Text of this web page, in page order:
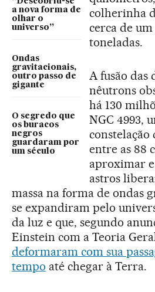
a nova forma de
olhar o
universo”
Ondas
gravitacionais,
outro passo de
gigante
O segredo que
os buracos
negros
guardaram por
um século
colherinha
cerca de
toneladas.
A fusão das
nêutrons
há 130
NGC 4993,
entre as 88
aproximar
astros
massa na forma de ondas
se expandiram pelo
da luz e que, segundo
Einstein com a Teoria
deformaram com sua
tempo até chegar à Terra.